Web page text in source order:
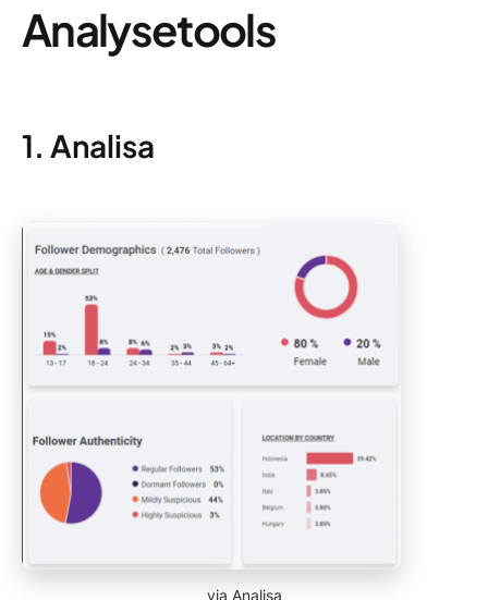
Analysetools
1. Analisa
via Analisa